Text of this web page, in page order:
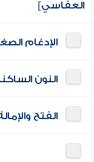
العفاسي]
الإدغام
النون
الفتح